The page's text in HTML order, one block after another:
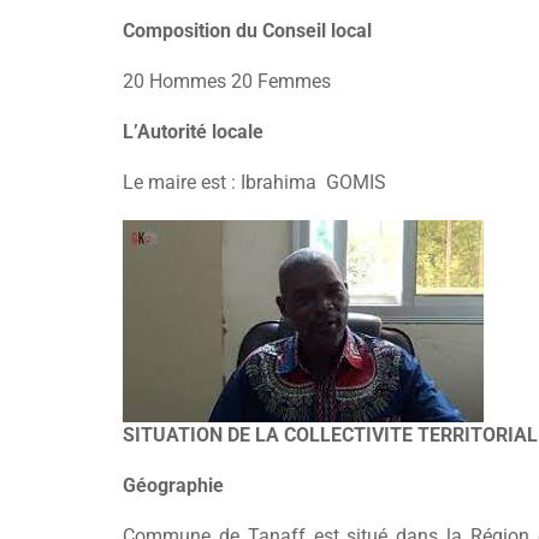
Composition du Conseil local
20 Hommes 20 Femmes
L’Autorité locale
Le maire est : Ibrahima GOMIS
SITUATION DE LA COLLECTIVITE
Géographie